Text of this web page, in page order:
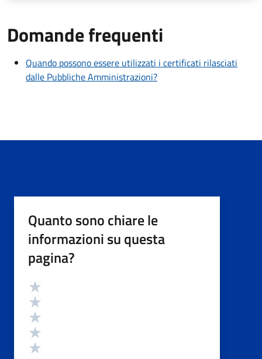
Domande frequenti
Quando possono essere utilizzati i certificati rilasciati
dalle Pubbliche Amministrazioni?
Quanto sono chiare le
informazioni su questa
pagina?
Valutazione